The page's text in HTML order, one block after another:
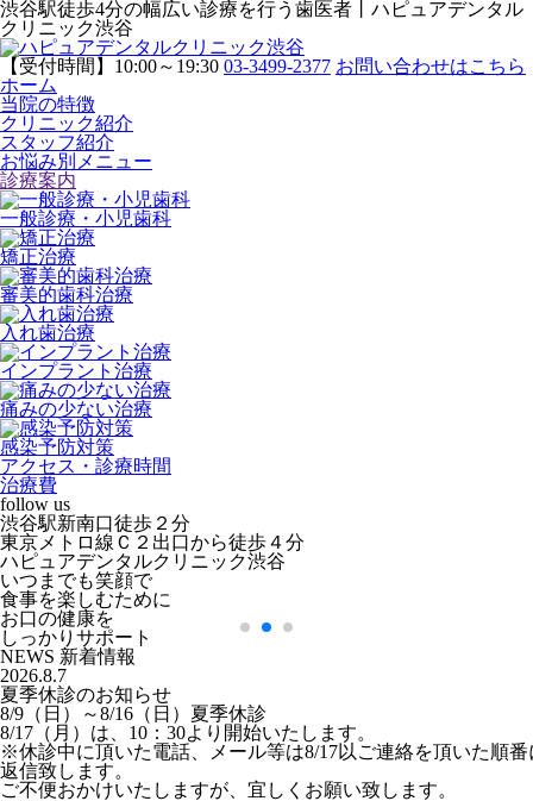
渋谷駅徒歩4分の幅広い診療を行う歯医者丨ハピュアデンタル
クリニック渋谷
【受付時間】10:00～19:30 03-3499-2377 お問い合わせはこちら
ホーム
当院の特徴
クリニック紹介
スタッフ紹介
お悩み別メニュー
診療案内
一般診療・小児歯科
矯正治療
審美的歯科治療
入れ歯治療
インプラント治療
痛みの少ない治療
感染予防対策
アクセス・診療時間
治療費
follow us
渋谷駅新南口徒歩２分
東京メトロ線Ｃ２出口から徒歩４分
ハピュアデンタルクリニック渋谷
いつまでも笑顔で
食事を楽しむために
お口の健康を
しっかりサポート
NEWS 新着情報
2026.8.7
夏季休診のお知らせ
8/9（日）～8/16（日）夏季休診
8/17（月）は、10：30より開始いたします。
※休診中に頂いた電話、メール等は8/17以ご連絡を頂いた順番
返信致します。
ご不便おかけいたしますが、宜しくお願い致します。